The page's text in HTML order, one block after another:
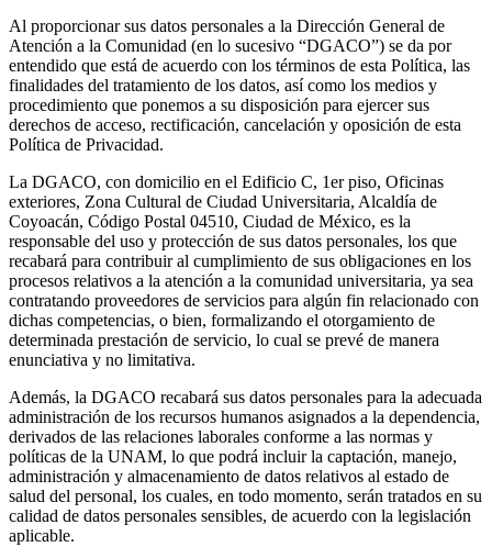
Al proporcionar sus datos personales a la Dirección General de
Atención a la Comunidad (en lo sucesivo “DGACO”) se da por
entendido que está de acuerdo con los términos de esta Política, las
finalidades del tratamiento de los datos, así como los medios y
procedimiento que ponemos a su disposición para ejercer sus
derechos de acceso, rectificación, cancelación y oposición de esta
Política de Privacidad.
La DGACO, con domicilio en el Edificio C, 1er piso, Oficinas
exteriores, Zona Cultural de Ciudad Universitaria, Alcaldía de
Coyoacán, Código Postal 04510, Ciudad de México, es la
responsable del uso y protección de sus datos personales, los que
recabará para contribuir al cumplimiento de sus obligaciones en los
procesos relativos a la atención a la comunidad universitaria, ya sea
contratando proveedores de servicios para algún fin relacionado con
dichas competencias, o bien, formalizando el otorgamiento de
determinada prestación de servicio, lo cual se prevé de manera
enunciativa y no limitativa.
Además, la DGACO recabará sus datos personales para la adecuada
administración de los recursos humanos asignados a la dependencia,
derivados de las relaciones laborales conforme a las normas y
políticas de la UNAM, lo que podrá incluir la captación, manejo,
administración y almacenamiento de datos relativos al estado de
salud del personal, los cuales, en todo momento, serán tratados en su
calidad de datos personales sensibles, de acuerdo con la legislación
aplicable.